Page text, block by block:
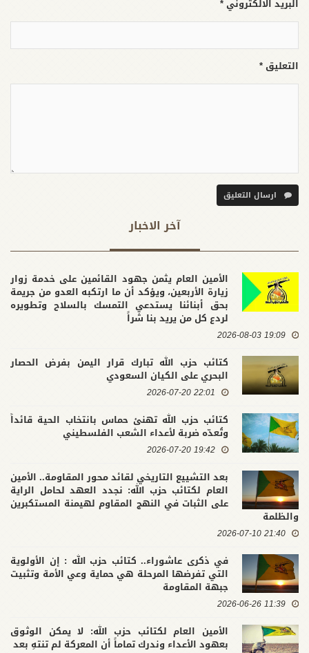
البريد الالكتروني *
التعليق *
ارسال التعليق
آخر الاخبار
الأمين العام يثمن جهود القائمين على خدمة زوار
زيارة الأربعين، ويؤكد أن ما ارتكبه العدو من جريمة
بحق أبنائنا يستدعي التمسك بالسلاح وتطويره
لردع كل من يريد بنا شراً
19:09 2026-08-03
كتائب حزب الله تبارك قرار اليمن بفرض الحصار
البحري على الكيان السعودي
22:01 2026-07-20
كتائب حزب الله تهنئ حماس بانتخاب الحية قائداً
وتُعدّه ضربة لأعداء الشعب الفلسطيني
19:42 2026-07-20
بعد التشييع التاريخي لقائد محور المقاومة.. الأمين
العام لكتائب حزب الله: نجدد العهد لحامل الراية
على الثبات في النهج المقاوم لهيمنة المستكبرين
والظلمة
21:40 2026-07-10
في ذكرى عاشوراء.. كتائب حزب الله : إن الأولوية
التي تفرضها المرحلة هي حماية وعي الأمة وتثبيت
جبهة المقاومة
11:39 2026-06-26
الأمين العام لكتائب حزب الله: لا يمكن الوثوق
بعهود الأعداء وندرك تماماً أن المعركة لم تنتهِ بعد